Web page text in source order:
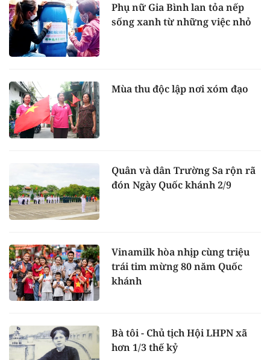
Phụ nữ Gia Bình lan tỏa nếp
sống xanh từ những việc nhỏ
Mùa thu độc lập nơi xóm đạo
Quân và dân Trường Sa rộn rã
đón Ngày Quốc khánh 2/9
Vinamilk hòa nhịp cùng triệu
trái tim mừng 80 năm Quốc
khánh
Bà tôi - Chủ tịch Hội LHPN xã
hơn 1/3 thế kỷ